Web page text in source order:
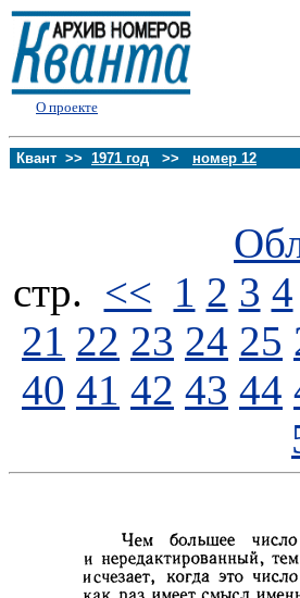
О проекте
Квант >> 1971 год >> номер 12
стp. << 1 2 3 4
21 22 23 24 25
40 41 42 43 44